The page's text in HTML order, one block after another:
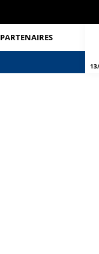
PARTENAIRES